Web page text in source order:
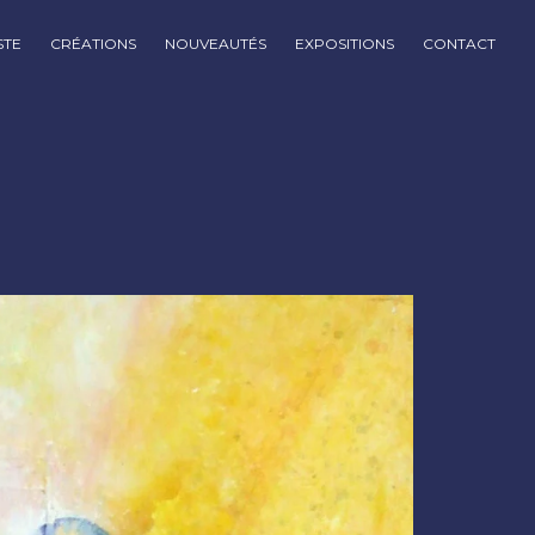
CRÉATIONS NOUVEAUTÉS EXPOSITIONS CONTACT